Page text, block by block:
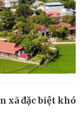
xã đặc biệt khó